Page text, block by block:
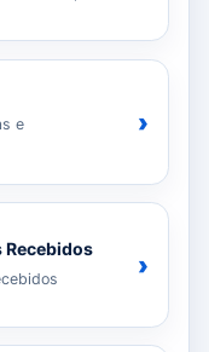
e
›
Recebidos
›